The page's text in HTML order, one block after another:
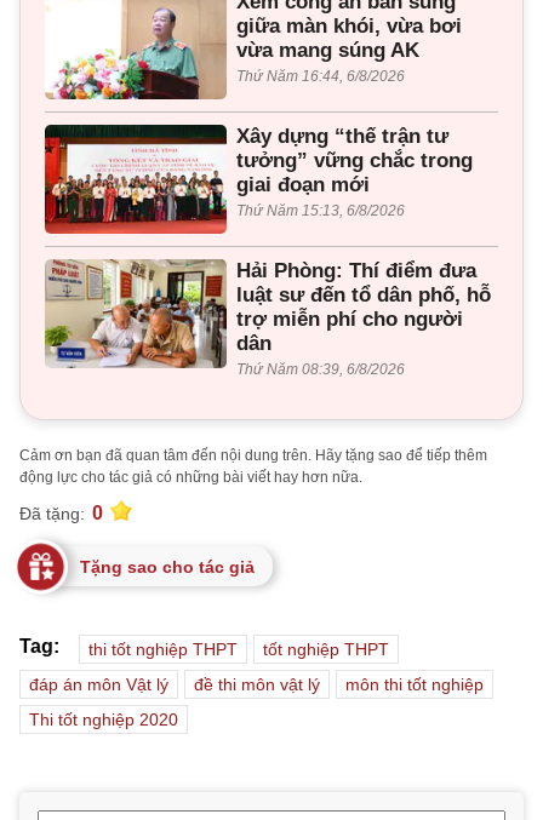
giữa màn khói, vừa bơi
vừa mang súng AK
Thứ Năm 16:44, 6/8/2026
Xây dựng “thế trận tư
tưởng” vững chắc trong
giai đoạn mới
Thứ Năm 15:13, 6/8/2026
Hải Phòng: Thí điểm đưa
luật sư đến tổ dân phố, hỗ
trợ miễn phí cho người
dân
Thứ Năm 08:39, 6/8/2026
Cảm ơn bạn đã quan tâm đến nội dung trên. Hãy tặng sao để tiếp thêm
động lực cho tác giả có những bài viết hay hơn nữa.
Đã tặng: 0
Tặng sao cho tác giả
Tag: thi tốt nghiệp THPT
tốt nghiệp THPT
đáp án môn Vật lý
đề thi môn vật lý
môn thi tốt nghiệp
Thi tốt nghiệp 2020